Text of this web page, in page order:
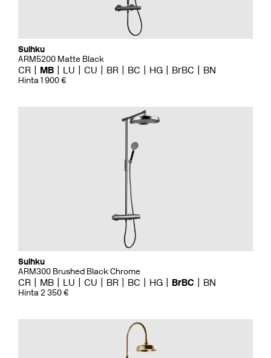
Suihku
ARM5200 Matte Black
CR MB LU CU BR BC HG BrBC BN
Hinta 1 900 €
Suihku
ARM300 Brushed Black Chrome
CR MB LU CU BR BC HG BrBC BN
Hinta 2 350 €